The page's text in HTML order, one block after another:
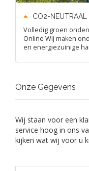
CO2-NEUTRAAL
Volledig groen
Online Wij maken
en energiezuinige
Onze Gegevens
Wij staan voor een
service hoog in ons
kijken wat wij voor u